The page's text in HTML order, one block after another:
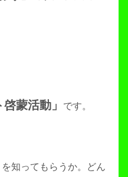
啓蒙活動」 です。
知ってもらうか。どん